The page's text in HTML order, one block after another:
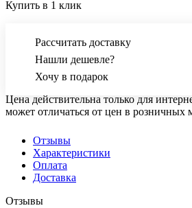
Купить в 1 клик
Рассчитать доставку
Нашли дешевле?
Хочу в подарок
Цена действительна только для
может отличаться от цен в розничных
Отзывы
Характеристики
Оплата
Доставка
Отзывы